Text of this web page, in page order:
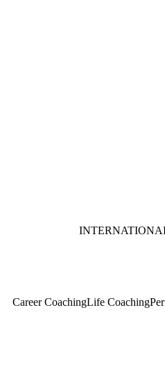
Career CoachingLife Coaching